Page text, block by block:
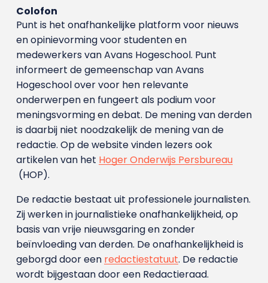
Colofon
Punt is het onafhankelijke platform voor nieuws
en opinievorming voor studenten en
medewerkers van Avans Hoge­school. Punt
informeert de gemeenschap van Avans
Hogeschool over voor hen relevante
onderwerpen en fungeert als podium voor
meningsvorming en debat. De mening van derden
is daarbij niet noodzakelijk de mening van de
redactie. Op de website vinden lezers ook
artikelen van het Hoger Onderwijs Persbureau
(HOP).
De redactie bestaat uit professionele journalisten.
Zij werken in journalistieke onafhankelijkheid, op
basis van vrije nieuwsgaring en zonder
beïnvloeding van derden. De onafhankelijkheid is
geborgd door een redactiestatuut. De redactie
wordt bijgestaan door een Redactieraad.